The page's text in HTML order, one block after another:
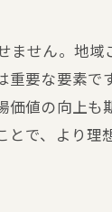
ップのロード
が陥りやすい
実例
せん。地
要な要素
値の向上
で、より理